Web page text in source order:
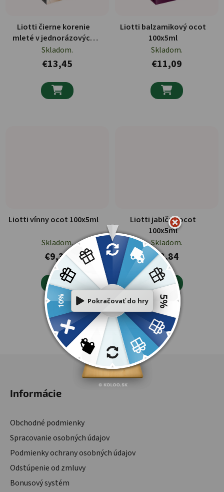
Liotti čierne korenie
mleté v jednorázových
sáčkoch 1000x0,2g
Skladom.
€13,45

Liotti balzamikový ocot
100x5ml
Skladom.
€11,09

Liotti vínny ocot 100x5ml
Skladom.
€9,33

Liotti jablčný ocot
100x5ml
Skladom.
€8,84

Ovládacie prvky výpisu
6položiek celkom
Informácie
Obchodné podmienky
Spracovanie osobných údajov
Podmienky ochrany osobných údajov
Odstúpenie od zmluvy
Bonusový systém